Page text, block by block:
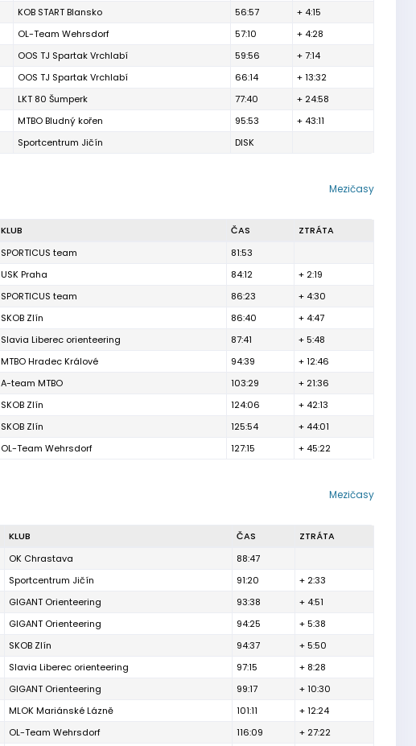
KOB START Blansko 56:57
+ 4:15
OL-Team Wehrsdorf 57:10
+ 4:28
OOS TJ Spartak Vrchlabí 59:56
+ 7:14
OOS TJ Spartak Vrchlabí 66:14
+ 13:32
LKT 80 Šumperk 77:40
+ 24:58
MTBO Bludný kořen 95:53
+ 43:11
Sportcentrum Jičín DISK
Mezičasy
KLUB ČAS
ZTRÁTA
SPORTICUS team
81:53
USK Praha 84:12
+ 2:19
SPORTICUS team 86:23
+ 4:30
SKOB Zlín 86:40
+ 4:47
Slavia Liberec orienteering 87:41
+ 5:48
MTBO Hradec Králové 94:39
+ 12:46
A-team MTBO 103:29
+ 21:36
SKOB Zlín 124:06
+ 42:13
SKOB Zlín 125:54
+ 44:01
OL-Team Wehrsdorf 127:15 + 45:22
Mezičasy
KLUB ČAS
ZTRÁTA
OK Chrastava
88:47
Sportcentrum Jičín 91:20
+ 2:33
GIGANT Orienteering 93:38
+ 4:51
GIGANT Orienteering 94:25
+ 5:38
SKOB Zlín 94:37
+ 5:50
Slavia Liberec orienteering 97:15
+ 8:28
GIGANT Orienteering 99:17
+ 10:30
MLOK Mariánské Lázně 101:11
+ 12:24
OL-Team Wehrsdorf 116:09
+ 27:22